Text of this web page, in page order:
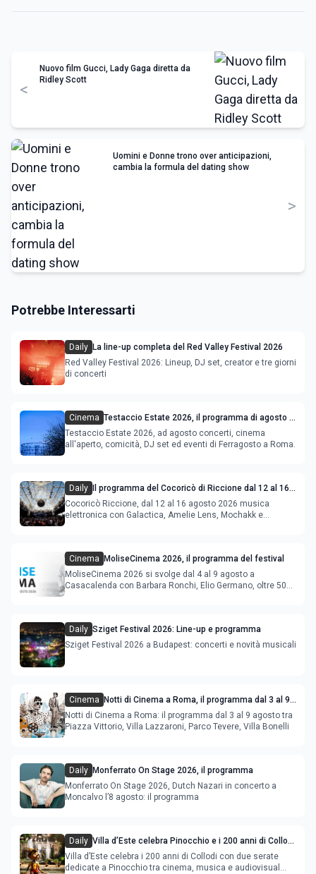
<
Nuovo film Gucci, Lady Gaga diretta da
Ridley Scott
Uomini e Donne trono over anticipazioni,
cambia la formula del dating show
>
Potrebbe Interessarti
Daily La line-up completa del Red Valley Festival 2026
Red Valley Festival 2026: Lineup, DJ set, creator e tre giorni
di concerti
Cinema Testaccio Estate 2026, il programma di agosto e
Ferragosto
Testaccio Estate 2026, ad agosto concerti, cinema
all'aperto, comicità, DJ set ed eventi di Ferragosto a Roma.
Daily
Il programma del Cocoricò di Riccione dal 12 al 16
agosto 2026
Cocoricò Riccione, dal 12 al 16 agosto 2026 musica
elettronica con Galactica, Amelie Lens, Mochakk e
Cinema
MoliseCinema 2026, il programma del festival
MoliseCinema 2026 si svolge dal 4 al 9 agosto a
Casacalenda con Barbara Ronchi, Elio Germano, oltre 50
Daily Sziget Festival 2026: Line-up e programma
Sziget Festival 2026 a Budapest: concerti e novità musicali
Cinema
Notti di Cinema a Roma, il programma dal 3 al 9
agosto
Notti di Cinema a Roma: il programma dal 3 al 9 agosto tra
Piazza Vittorio, Villa Lazzaroni, Parco Tevere, Villa Bonelli
Daily Monferrato On Stage 2026, il programma
Monferrato On Stage 2026, Dutch Nazari in concerto a
Moncalvo l’8 agosto: il programma
Daily Villa d’Este celebra Pinocchio e i 200 anni di Collodi
con cinema, musica e audiovisual mapping
Villa d’Este celebra i 200 anni di Collodi con due serate
dedicate a Pinocchio tra cinema, musica e audiovisual